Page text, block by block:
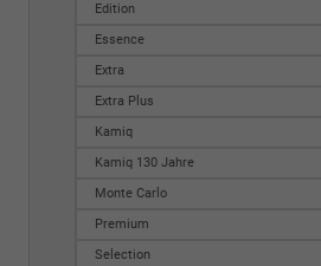
Edition
Essence
Extra
Extra Plus
Kamiq
Kamiq 130 Jahre
Monte Carlo
Premium
Selection